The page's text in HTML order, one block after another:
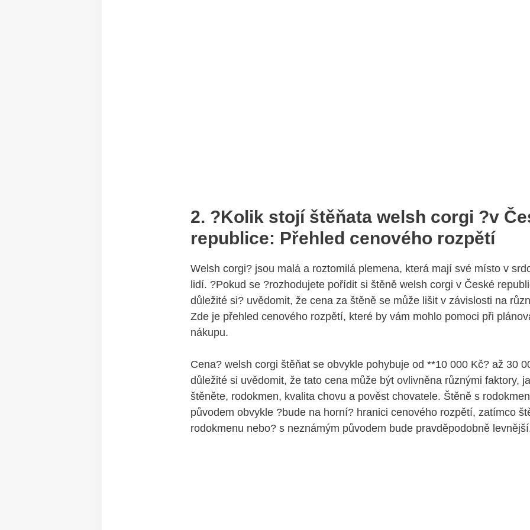
2. ?Kolik stojí štěňata welsh corgi ?v
republice: Přehled cenového rozpětí
Welsh corgi? jsou malá a roztomilá plemena, která mají své místo v
lidí. ?Pokud se ?rozhodujete pořídit si štěně welsh corgi v České
důležité si? uvědomit, že cena za štěně se může lišit v závislosti na
Zde je přehled cenového rozpětí, které by vám mohlo pomoci při
nákupu.
Cena? welsh corgi štěňat se obvykle pohybuje od **10 000 Kč? až 30
důležité si uvědomit, že tato cena může být ovlivněna různými faktory,
štěněte, rodokmen, kvalita chovu a pověst chovatele. Štěně s
původem obvykle ?bude na horní? hranici cenového rozpětí, zatímco
rodokmenu nebo? s neznámým původem bude pravděpodobně